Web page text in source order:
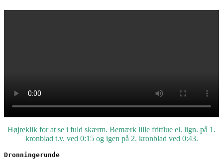
Højreklik for at se i fuld skærm. Bemærk lille fritflue el. lign. på 1.
kronblad t.v. ved 0:15 og igen på 2. kronblad ved 0:43.
Dronningerunde